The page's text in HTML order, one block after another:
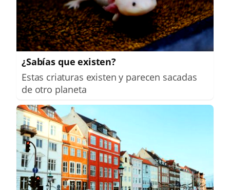
¿Sabías que existen?
Estas criaturas existen y parecen sacadas
de otro planeta